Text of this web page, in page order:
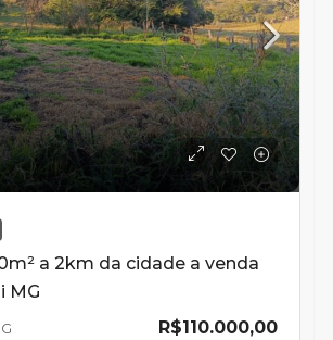
a 2km da cidade a venda
MG
R$110.000,00